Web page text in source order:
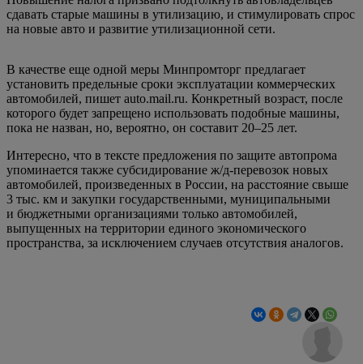
сдавать старые машины в утилизацию, и стимулировать спрос
на новые авто и развитие утилизационной сети.
В качестве еще одной меры Минпромторг предлагает
установить предельные сроки эксплуатации коммерческих
автомобилей, пишет auto.mail.ru. Конкретный возраст, после
которого будет запрещено использовать подобные машины,
пока не назван, но, вероятно, он составит 20–25 лет.
Интересно, что в тексте предложения по защите автопрома
упоминается также субсидирование ж/д-перевозок новых
автомобилей, произведенных в России, на расстояние свыше
3 тыс. км и закупки государственными, муниципальными
и бюджетными организациями только автомобилей,
выпущенных на территории единого экономического
пространства, за исключением случаев отсутствия аналогов.